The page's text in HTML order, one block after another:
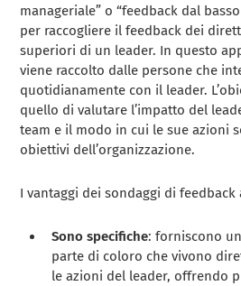
manageriale” o “feedback dal
per raccogliere il feedback dei
superiori di un leader. In questo
viene raccolto dalle persone che
quotidianamente con il leader.
quello di valutare l’impatto del
team e il modo in cui le sue azioni
obiettivi dell’organizzazione.
I vantaggi dei sondaggi di
Sono specifiche: forniscono
parte di coloro che vivono
le azioni del leader, offrendo